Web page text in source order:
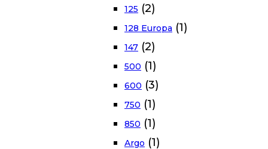
125 (2)
128 Europa (1)
147 (2)
500 (1)
600 (3)
750 (1)
850 (1)
Argo (1)